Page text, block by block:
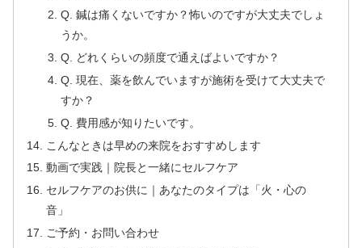
Q. 鍼は痛くないですか？怖いのですが大丈夫でしょ
うか。
Q. どれくらいの頻度で通えばよいですか？
Q. 現在、薬を飲んでいますが施術を受けて大丈夫で
すか？
Q. 費用感が知りたいです。
こんなときは早めの来院をおすすめします
動画で実践｜院長と一緒にセルフケア
セルフケアのお供に｜あなたのタイプは「火・心の
音」
ご予約・お問い合わせ